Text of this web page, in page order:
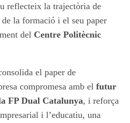
reflecteix la trajectòria de
la formació i el seu paper
del Centre Politècnic
el paper de
compromesa amb el futur
FP Dual Catalunya, i reforça
i l’educatiu, una